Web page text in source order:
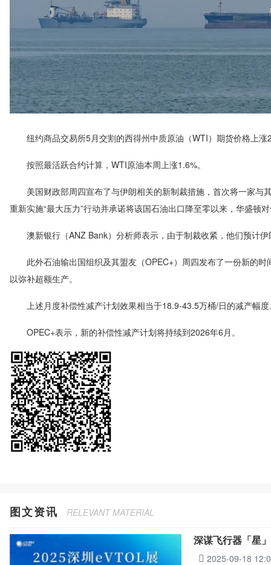
纽约商品交易所5月交割的西得州中质原油（WTI）期货价格上涨
按照最活跃合约计算，WTI原油本周上涨1.6%。
美国财政部周四宣布了与伊朗相关的新制裁措施，首次将一家与
重新实施“最大压力”行动并承诺将该国石油出口降至零以来，华盛顿
澳新银行（ANZ Bank）分析师表示，由于制裁收紧，他们预计伊
此外石油输出国组织及其盟友（OPEC+）周四发布了一份新的时
以弥补超额生产。
上述月度补偿性减产计划效果相当于18.9-43.5万桶/日的减产幅度
OPEC+表示，新的补偿性减产计划将持续到2026年6月。
图文资讯 RELEVANT MATERIAL
深谋飞行器「星
2025-09-18